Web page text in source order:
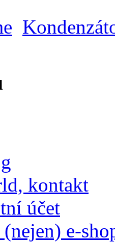
kontakt
účet
e-